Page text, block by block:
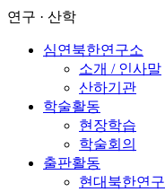
연구 · 산학
심연북한연구소
소개 / 인사말
산하기관
학술활동
현장학습
학술회의
출판활동
현대북한연구